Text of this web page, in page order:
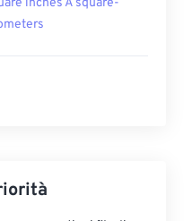
inches A square-